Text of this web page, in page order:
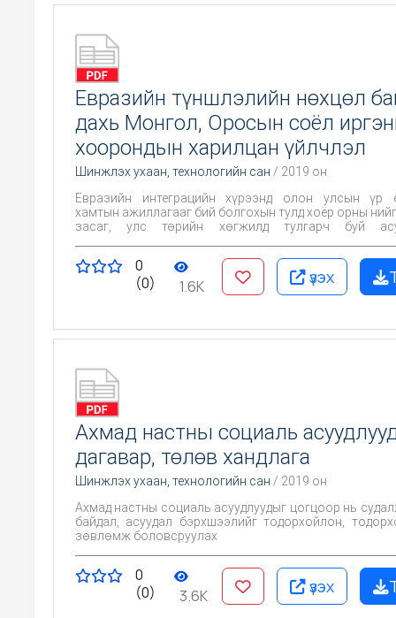
Евразийн түншлэлийн нөхцөл
дахь Монгол, Оросын соёл
хоорондын харилцан үйлчлэл
Шинжлэх ухаан, технологийн сан / 2019 он
Евразийн интеграцийн хүрээнд олон улсын үр
хамтын ажиллагааг бий болгохын тулд хоёр орны
засаг, улс төрийн хөгжилд тулгарч буй
0
(0)
1.6K үзэх
Ахмад настны социаль
дагавар, төлөв хандлага
Шинжлэх ухаан, технологийн сан / 2019 он
Ахмад настны социаль асуудлуудыг цогцоор нь
байдал, асуудал бэрхшээлийг тодорхойлон,
зөвлөмж боловсруулах
0
(0)
3.6K үзэх